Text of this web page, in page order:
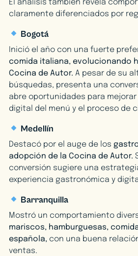
El análisis también revela
claramente diferenciados por
Bogotá
Inició el año con una fuerte
comida italiana, evolucionando
Cocina de Autor. A pesar de su
búsquedas, presenta una
abre oportunidades para
digital del menú y el proceso de
Medellín
Destacó por el auge de los
adopción de la Cocina de Autor.
conversión sugiere una
experiencia gastronómica y
Barranquilla
Mostró un comportamiento
mariscos, hamburguesas,
española, con una buena
ventas.